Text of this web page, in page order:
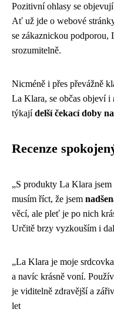
Pozitivní ohlasy se
Ať už jde o webové
se zákaznickou podporou,
srozumitelně.
Nicméně i přes převážně
La Klara, se občas objeví i
týkajídelší čekací doby
Recenze
„S produkty La Klara jsem
musím říct, že jsem
věcí, ale pleť je po nich
Určitě brzy vyzkouším i
„La Klara je moje
a navíc krásně voní.
je viditelně zdravější a
let